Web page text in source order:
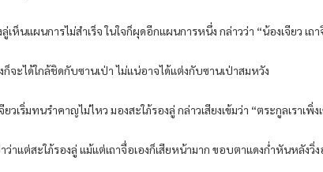
ลู่เห็นแผนการไม่สำเร็จ ในใจก็ผุดอีกแผนการหนึ่ง กล่าวว่า “น้องเจียว เ
ก็จะได้ใกล้ชิดกับซานเป่า ไม่แน่อาจได้แต่งกับซานเป่าสมหวัง
วเริ่มทนรำคาญไม่ไหว มองสะใภ้รองลู่ กล่าวเสียงเข้มว่า “ตระกูลเราเ
ว่าแต่สะใภ้รองลู่ แม้แต่เถาจื่อเองก็เสียหน้ามาก ขอบตาแดงก่ำหันหลัง